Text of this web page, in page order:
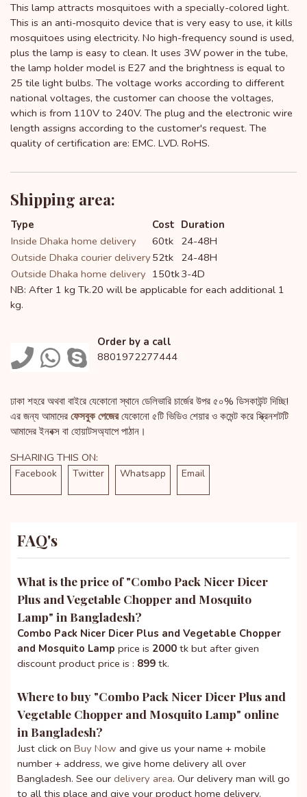
This lamp attracts mosquitoes with a specially-colored light.
This is an anti-mosquito device that is very easy to use, it kills
mosquitoes using electricity. No high-frequency sound is used,
plus the lamp is easy to clean. It uses 3W power in the tube,
the lamp holder model is E27 and the brightness is equal to
25 tile light bulbs. The voltage works according to different
national voltages, the customer can choose the voltages,
which is from 110V to 240V. The plug and the electronic wire
length assigns according to the customer's request. The
quality of certification are: EMC. LVD. RoHS.
Shipping area:
Type Cost Duration
Inside Dhaka home delivery
60tk 24-48H
Outside Dhaka courier delivery52tk 24-48H
Outside Dhaka home delivery 150tk3-4D
NB: After 1 kg Tk.20 will be applicable for each additional 1
kg.
Order by a call
8801972277444
ঢাকা শহরে অথবা বাইরে যেকোনো স্থানে ডেলিভারি চার্জের উপর ৫০% ডিসকাউন্ট দিচ্ছি!
এর জন্য আমাদের ফেসবুক পেজেরযেকোনো ৫টি ভিডিও শেয়ার ও কমেন্ট করে স্ক্রিনশটটি
আমাদের ইনবক্স বা হোয়াটসঅ্যাপে পাঠান।
SHARING THIS ON:
Facebook Twitter Whatsapp Email
FAQ's
What is the price of "Combo Pack Nicer Dicer
Plus and Vegetable Chopper and Mosquito
Lamp" in Bangladesh?
Combo Pack Nicer Dicer Plus and Vegetable Chopper
and Mosquito Lamp price is 2000 tk but after given
discount product price is : 899 tk.
Where to buy "Combo Pack Nicer Dicer Plus and
Vegetable Chopper and Mosquito Lamp" online
in Bangladesh?
Just click on Buy Now and give us your name + mobile
number + address, we give home delivery all over
Bangladesh. See our delivery area. Our delivery man will go
to all this place and give your product home delivery.